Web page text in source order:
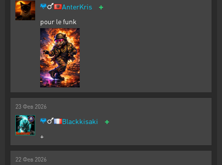
AnterKris +
pour le funk
23 Фев 2026
Blackkisaki +
+
22 Фев 2026